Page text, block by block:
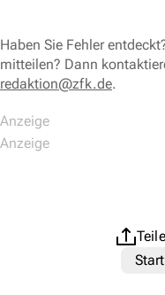
Haben Sie Fehler
mitteilen? Dann
redaktion@zfk.de.